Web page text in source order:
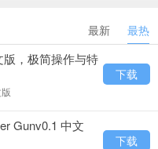
最新 最热
，极简操作与特
下载
Gunv0.1 中文
效获奖励 下载